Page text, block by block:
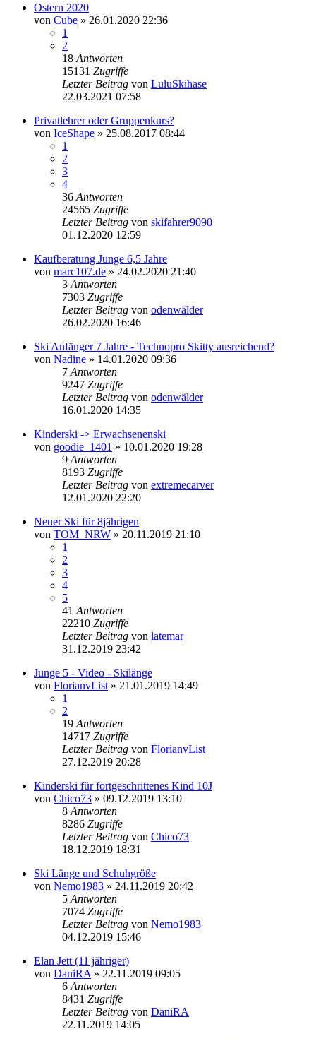
Ostern 2020
von Cube » 26.01.2020 22:36
1
2
18 Antworten
15131 Zugriffe
Letzter Beitrag von LuluSkihase
22.03.2021 07:58
Privatlehrer oder Gruppenkurs?
von IceShape » 25.08.2017 08:44
1
2
3
4
36 Antworten
24565 Zugriffe
Letzter Beitrag von skifahrer9090
01.12.2020 12:59
Kaufberatung Junge 6,5 Jahre
von marc107.de » 24.02.2020 21:40
3 Antworten
7303 Zugriffe
Letzter Beitrag von odenwälder
26.02.2020 16:46
Ski Anfänger 7 Jahre - Technopro Skitty ausreichend?
von Nadine » 14.01.2020 09:36
7 Antworten
9247 Zugriffe
Letzter Beitrag von odenwälder
16.01.2020 14:35
Kinderski -> Erwachsenenski
von goodie_1401 » 10.01.2020 19:28
9 Antworten
8193 Zugriffe
Letzter Beitrag von extremecarver
12.01.2020 22:20
Neuer Ski für 8jährigen
von TOM_NRW » 20.11.2019 21:10
1
2
3
4
5
41 Antworten
22210 Zugriffe
Letzter Beitrag von latemar
31.12.2019 23:42
Junge 5 - Video - Skilänge
von FlorianvList » 21.01.2019 14:49
1
2
19 Antworten
14717 Zugriffe
Letzter Beitrag von FlorianvList
27.12.2019 20:28
Kinderski für fortgeschrittenes Kind 10J
von Chico73 » 09.12.2019 13:10
8 Antworten
8286 Zugriffe
Letzter Beitrag von Chico73
18.12.2019 18:31
Ski Länge und Schuhgröße
von Nemo1983 » 24.11.2019 20:42
5 Antworten
7074 Zugriffe
Letzter Beitrag von Nemo1983
04.12.2019 15:46
Elan Jett (11 jähriger)
von DaniRA » 22.11.2019 09:05
6 Antworten
8431 Zugriffe
Letzter Beitrag von DaniRA
22.11.2019 14:05